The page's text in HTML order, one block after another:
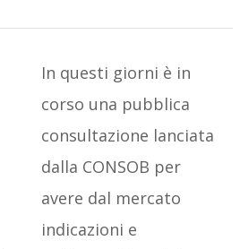
In questi giorni è in
corso una pubblica
consultazione lanciata
dalla CONSOB per
avere dal mercato
indicazioni e